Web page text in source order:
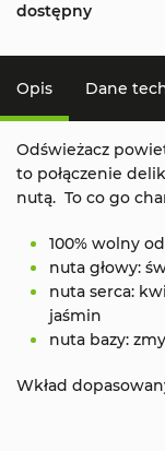
dostępny
Opis Dane
Odświeżacz
to połączenie
nutą. To co go
100% wolny
nuta głowy:
nuta serca:
jaśmin
nuta bazy:
Wkład